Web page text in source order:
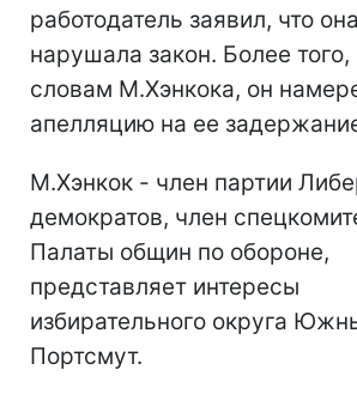
работодатель заявил, что
нарушала закон. Более того,
словам М.Хэнкока, он
апелляцию на ее
М.Хэнкок - член партии
демократов, член
Палаты общин по обороне,
представляет интересы
избирательного округа
Портсмут.